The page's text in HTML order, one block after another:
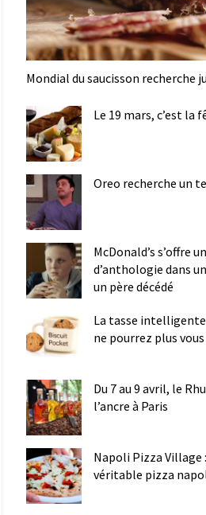
Mondial du saucisson recherche
Le 19 mars, c’est la
Oreo recherche un
McDonald’s s’offre
d’anthologie dans
un père décédé
La tasse
ne pourrez plus
Du 7 au 9 avril, le
l’ancre à Paris
Napoli Pizza Village
véritable pizza